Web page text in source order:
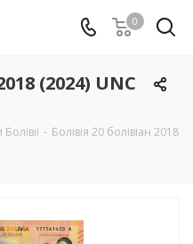
0
(2024) UNC
- Болівія 20 болівіан 2018